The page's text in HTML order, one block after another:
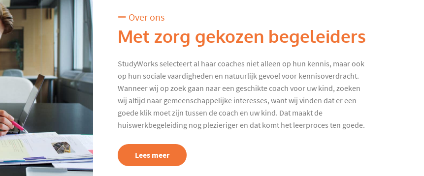
Over ons
Met zorg gekozen begeleiders
StudyWorks selecteert al haar coaches niet alleen op hun kennis, maar ook
op hun sociale vaardigheden en natuurlijk gevoel voor kennisoverdracht.
Wanneer wij op zoek gaan naar een geschikte coach voor uw kind, zoeken
wij altijd naar gemeenschappelijke interesses, want wij vinden dat er een
goede klik moet zijn tussen de coach en uw kind. Dat maakt de
huiswerkbegeleiding nog plezieriger en dat komt het leerproces ten goede.
Lees meer